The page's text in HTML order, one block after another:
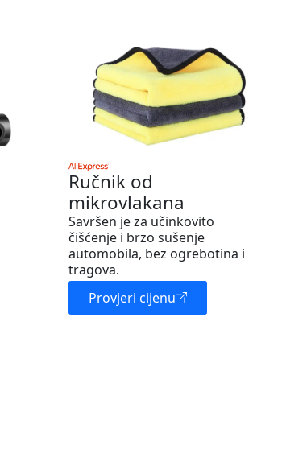
Ručnik od
mikrovlakana
Savršen je za učinkovito
čišćenje i brzo sušenje
automobila, bez ogrebotina i
tragova.
Provjeri cijenu